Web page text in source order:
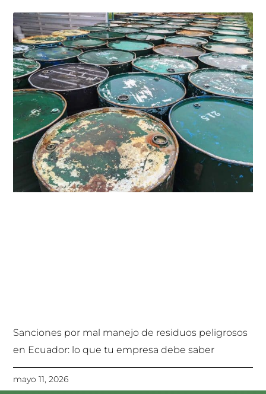
Sanciones por mal manejo de residuos peligrosos
en Ecuador: lo que tu empresa debe saber
mayo 11, 2026